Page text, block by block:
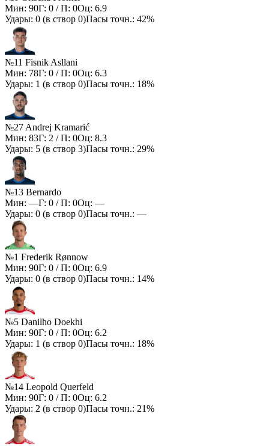
Мин: 90Г: 0 / П: 0Оц: 6.9
Удары: 0 (в створ 0)Пасы точн.: 42%
№11 Fisnik Asllani
Мин: 78Г: 0 / П: 0Оц: 6.3
Удары: 1 (в створ 0)Пасы точн.: 18%
№27 Andrej Kramarić
Мин: 83Г: 2 / П: 0Оц: 8.3
Удары: 5 (в створ 3)Пасы точн.: 29%
№13 Bernardo
Мин: —Г: 0 / П: 0Оц: —
Удары: 0 (в створ 0)Пасы точн.: —
№1 Frederik Rønnow
Мин: 90Г: 0 / П: 0Оц: 6.9
Удары: 0 (в створ 0)Пасы точн.: 14%
№5 Danilho Doekhi
Мин: 90Г: 0 / П: 0Оц: 6.2
Удары: 1 (в створ 0)Пасы точн.: 18%
№14 Leopold Querfeld
Мин: 90Г: 0 / П: 0Оц: 6.2
Удары: 2 (в створ 0)Пасы точн.: 21%